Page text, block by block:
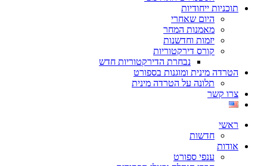
תוכניות ייחודיות
היום שאחרי
מאמנות המחר
יזמות וחדשנות
קורס דירקטוריות
נבחרת הדירקטוריות חדש
הטרדה מינית ומוגנות בספורט
תלונה על הטרדה מינית
צרו קשר
ראשי
חדשות
אודות
ענפי ספורט